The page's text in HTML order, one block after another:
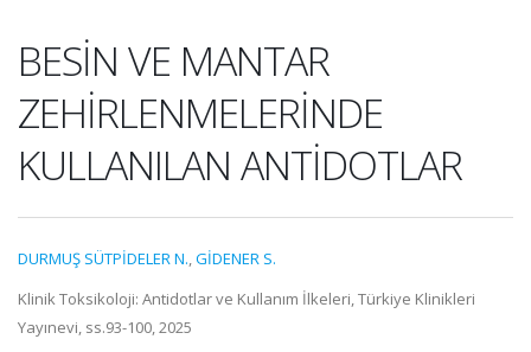
BESİN VE MANTAR
ZEHİRLENMELERİNDE
KULLANILAN ANTİDOTLAR
DURMUŞ SÜTPİDELER N.,GİDENER S.
Klinik Toksikoloji: Antidotlar ve Kullanım İlkeleri, Türkiye Klinikleri
Yayınevi, ss.93-100, 2025